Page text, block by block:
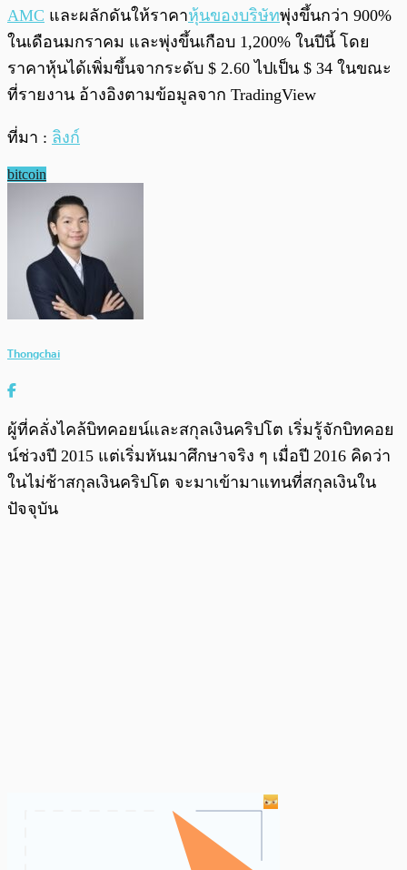
AMC และผลักดันให้ราคาหุ้นของบริษัทพุ่งขึ้นกว่า 900%
ในเดือนมกราคม และพุ่งขึ้นเกือบ 1,200% ในปีนี้ โดย
ราคาหุ้นได้เพิ่มขึ้นจากระดับ $ 2.60 ไปเป็น $ 34 ในขณะ
ที่รายงาน อ้างอิงตามข้อมูลจาก TradingView
ที่มา : ลิงก์
bitcoin
Thongchai
ผู้ที่คลั่งไคล้บิทคอยน์และสกุลเงินคริปโต เริ่มรู้จักบิทคอย
น์ช่วงปี 2015 แต่เริ่มหันมาศึกษาจริง ๆ เมื่อปี 2016 คิดว่า
ในไม่ช้าสกุลเงินคริปโต จะมาเข้ามาแทนที่สกุลเงินใน
ปัจจุบัน